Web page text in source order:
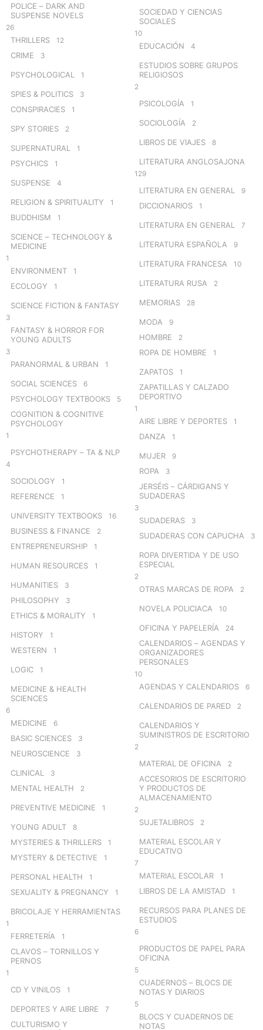
POLICE – DARK AND
SUSPENSE NOVELS
26
THRILLERS 12
CRIME 3
PSYCHOLOGICAL 1
SPIES & POLITICS 3
CONSPIRACIES 1
SPY STORIES 2
SUPERNATURAL 1
PSYCHICS 1
SUSPENSE 4
RELIGION & SPIRITUALITY 1
BUDDHISM 1
SCIENCE – TECHNOLOGY &
MEDICINE
1
ENVIRONMENT 1
ECOLOGY 1
SCIENCE FICTION & FANTASY
3
FANTASY & HORROR FOR
YOUNG ADULTS
3
PARANORMAL & URBAN 1
SOCIAL SCIENCES 6
PSYCHOLOGY TEXTBOOKS 5
COGNITION & COGNITIVE
PSYCHOLOGY
1
PSYCHOTHERAPY – TA & NLP
4
SOCIOLOGY 1
REFERENCE 1
UNIVERSITY TEXTBOOKS 16
BUSINESS & FINANCE 2
ENTREPRENEURSHIP 1
HUMAN RESOURCES 1
HUMANITIES 3
PHILOSOPHY 3
ETHICS & MORALITY 1
HISTORY 1
WESTERN 1
LOGIC 1
MEDICINE & HEALTH
SCIENCES
6
MEDICINE 6
BASIC SCIENCES 3
NEUROSCIENCE 3
CLINICAL 3
MENTAL HEALTH 2
PREVENTIVE MEDICINE 1
YOUNG ADULT 8
MYSTERIES & THRILLERS 1
MYSTERY & DETECTIVE 1
PERSONAL HEALTH 1
SEXUALITY & PREGNANCY 1
BRICOLAJE Y HERRAMIENTAS
1
FERRETERÍA 1
CLAVOS – TORNILLOS Y
PERNOS
1
CD Y VINILOS 1
DEPORTES Y AIRE LIBRE 7
CULTURISMO Y
SOCIEDAD Y CIENCIAS
SOCIALES
10
EDUCACIÓN 4
ESTUDIOS SOBRE GRUPOS
RELIGIOSOS
2
PSICOLOGÍA 1
SOCIOLOGÍA 2
LIBROS DE VIAJES 8
LITERATURA ANGLOSAJONA
129
LITERATURA EN GENERAL 9
DICCIONARIOS 1
LITERATURA EN GENERAL 7
LITERATURA ESPAÑOLA 9
LITERATURA FRANCESA 10
LITERATURA RUSA 2
MEMORIAS 28
MODA 9
HOMBRE 2
ROPA DE HOMBRE 1
ZAPATOS 1
ZAPATILLAS Y CALZADO
DEPORTIVO
1
AIRE LIBRE Y DEPORTES 1
DANZA 1
MUJER 9
ROPA 3
JERSÉIS – CÁRDIGANS Y
SUDADERAS
3
SUDADERAS 3
SUDADERAS CON CAPUCHA 3
ROPA DIVERTIDA Y DE USO
ESPECIAL
2
OTRAS MARCAS DE ROPA 2
NOVELA POLICIACA 10
OFICINA Y PAPELERÍA 24
CALENDARIOS – AGENDAS Y
ORGANIZADORES
PERSONALES
10
AGENDAS Y CALENDARIOS 6
CALENDARIOS DE PARED 2
CALENDARIOS Y
SUMINISTROS DE ESCRITORIO
2
MATERIAL DE OFICINA 2
ACCESORIOS DE ESCRITORIO
Y PRODUCTOS DE
ALMACENAMIENTO
2
SUJETALIBROS 2
MATERIAL ESCOLAR Y
EDUCATIVO
7
MATERIAL ESCOLAR 1
LIBROS DE LA AMISTAD 1
RECURSOS PARA PLANES DE
ESTUDIOS
6
PRODUCTOS DE PAPEL PARA
OFICINA
5
CUADERNOS – BLOCS DE
NOTAS Y DIARIOS
5
BLOCS Y CUADERNOS DE
NOTAS